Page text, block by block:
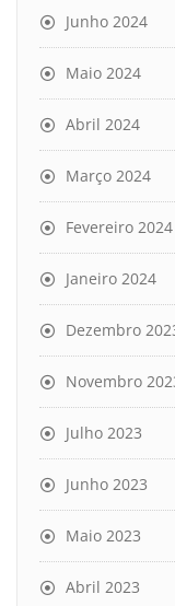
Junho 2024
Maio 2024
Abril 2024
Março 2024
Fevereiro 2024
Janeiro 2024
Dezembro
Novembro
Julho 2023
Junho 2023
Maio 2023
Abril 2023